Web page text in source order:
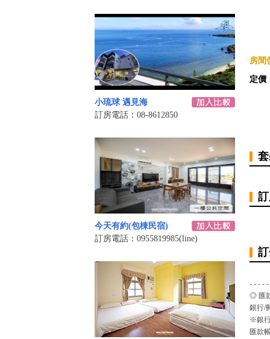
小琉球 遇見海
訂房電話：08-8612850
今天有約(包棟民宿)
訂房電話：0955819985(line)
房間
定價
- - - -
◎ 匯
銀行/
※銀
匯款